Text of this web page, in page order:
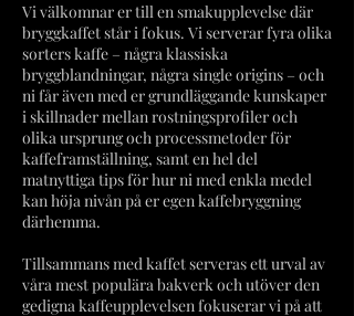
Vi välkomnar er till en smakupplevelse där
bryggkaffet står i fokus. Vi serverar fyra olika
sorters kaffe – några klassiska
bryggblandningar, några single origins – och
ni får även med er grundläggande kunskaper
i skillnader mellan rostningsprofiler och
olika ursprung och processmetoder för
kaffeframställning, samt en hel del
matnyttiga tips för hur ni med enkla medel
kan höja nivån på er egen kaffebryggning
därhemma.
Tillsammans med kaffet serveras ett urval av
våra mest populära bakverk och utöver den
gedigna kaffeupplevelsen fokuserar vi på att